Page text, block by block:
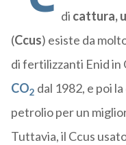
di cattura,
(Ccus) esiste da
di fertilizzanti Enid in
CO2 dal 1982, e poi
petrolio per un
Tuttavia, il Ccus